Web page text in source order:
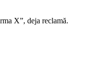
X”, deja reclamă.